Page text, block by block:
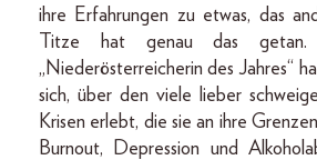
ihre Erfahrungen zu etwas, das
Titze hat genau das getan.
„Niederösterreicherin des Jahres“
sich, über den viele lieber
Krisen erlebt, die sie an ihre
Burnout, Depression und